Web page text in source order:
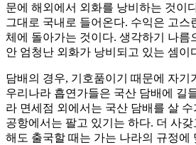
문에 해외에서 외화를 낭비하는 것이
그대로 국내로 들어온다. 수익은 고스
체에 돌아가는 것이다. 생각하기 나름
안 엄청난 외화가 낭비되고 있는 셈이
담배의 경우, 기호품이기 때문에 자기
우리나라 흡연가들은 국산 담배에 길
라 면세점 외에서는 국산 담배를 살
공항에서는 팔고 있기는 하다. 더 사
해도 출국할 때는 가는 나라의 규정에